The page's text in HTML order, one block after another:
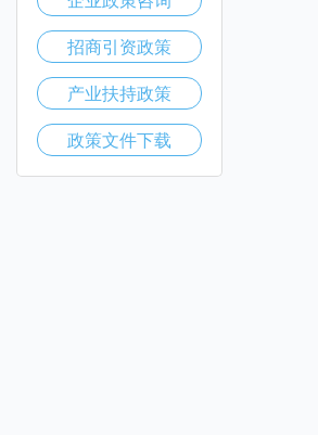
招商引资政策
产业扶持政策
政策文件下载